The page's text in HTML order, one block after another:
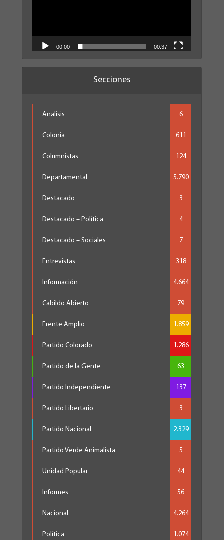
00:00 00:37
Secciones
Analisis 6
Colonia 611
Columnistas 124
Departamental 5.790
Destacado 3
Destacado – Política 4
Destacado – Sociales 7
Entrevistas 318
Información 4.664
Cabildo Abierto 79
Frente Amplio 1.859
Partido Colorado 1.286
Partido de la Gente 63
Partido Independiente 137
Partido Libertario 3
Partido Nacional 2.329
Partido Verde Animalista 5
Unidad Popular 44
Informes 56
Nacional 4.264
Política 1.074